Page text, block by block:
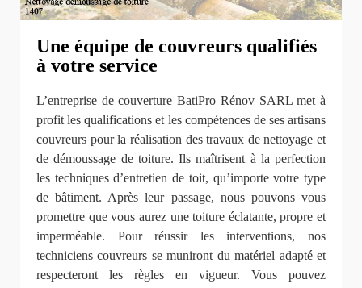
Une équipe de couvreurs qualifiés
à votre service
L’entreprise de couverture BatiPro Rénov SARL met à
profit les qualifications et les compétences de ses artisans
couvreurs pour la réalisation des travaux de nettoyage et
de démoussage de toiture. Ils maîtrisent à la perfection
les techniques d’entretien de toit, qu’importe votre type
de bâtiment. Après leur passage, nous pouvons vous
promettre que vous aurez une toiture éclatante, propre et
imperméable. Pour réussir les interventions, nos
techniciens couvreurs se muniront du matériel adapté et
respecteront les règles en vigueur. Vous pouvez